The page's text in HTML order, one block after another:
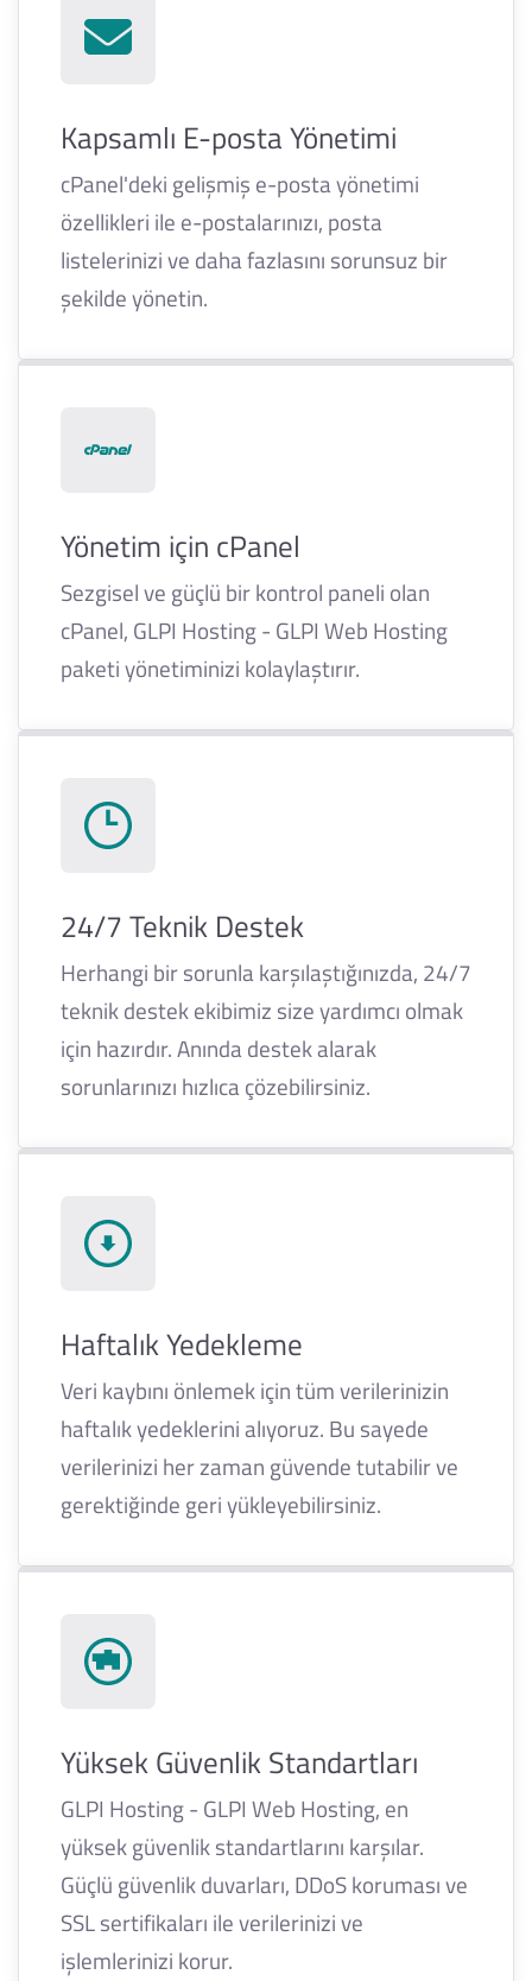
Kapsamlı E-posta Yönetimi
cPanel'deki gelişmiş e-posta yönetimi
özellikleri ile e-postalarınızı, posta
listelerinizi ve daha fazlasını sorunsuz bir
şekilde yönetin.
Yönetim için cPanel
Sezgisel ve güçlü bir kontrol paneli olan
cPanel, GLPI Hosting - GLPI Web Hosting
paketi yönetiminizi kolaylaştırır.
24/7 Teknik Destek
Herhangi bir sorunla karşılaştığınızda, 24/7
teknik destek ekibimiz size yardımcı olmak
için hazırdır. Anında destek alarak
sorunlarınızı hızlıca çözebilirsiniz.
Haftalık Yedekleme
Veri kaybını önlemek için tüm verilerinizin
haftalık yedeklerini alıyoruz. Bu sayede
verilerinizi her zaman güvende tutabilir ve
gerektiğinde geri yükleyebilirsiniz.
Yüksek Güvenlik Standartları
GLPI Hosting - GLPI Web Hosting, en
yüksek güvenlik standartlarını karşılar.
Güçlü güvenlik duvarları, DDoS koruması ve
SSL sertifikaları ile verilerinizi ve
işlemlerinizi korur.